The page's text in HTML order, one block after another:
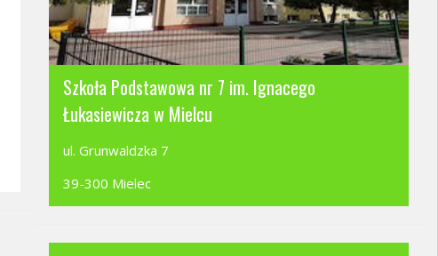
Szkoła Podstawowa nr 7 im. Ignacego
Łukasiewicza w Mielcu
ul. Grunwaldzka 7
39-300 Mielec